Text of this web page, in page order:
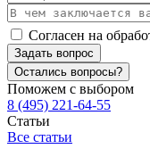
Согласен на
Задать вопрос
Остались вопросы?
Поможем с выбором
8 (495) 221-64-55
Статьи
Все статьи